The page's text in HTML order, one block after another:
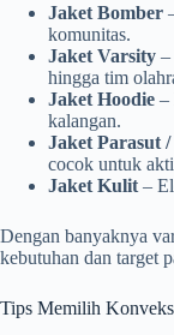
Jaket Bomber
komunitas.
Jaket Varsity –
hingga tim
Jaket Hoodie –
kalangan.
Jaket Parasut
cocok untuk
Jaket Kulit –
Dengan banyaknya
kebutuhan dan target
Tips Memilih